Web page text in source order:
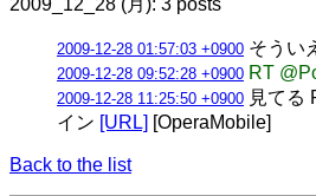
2009-12-28 01:57:03 +0900 そうい
2009-12-28 09:52:28 +0900 RT
2009-12-28 11:25:50 +0900 見てる
イン [URL] [OperaMobile]
Back to the list